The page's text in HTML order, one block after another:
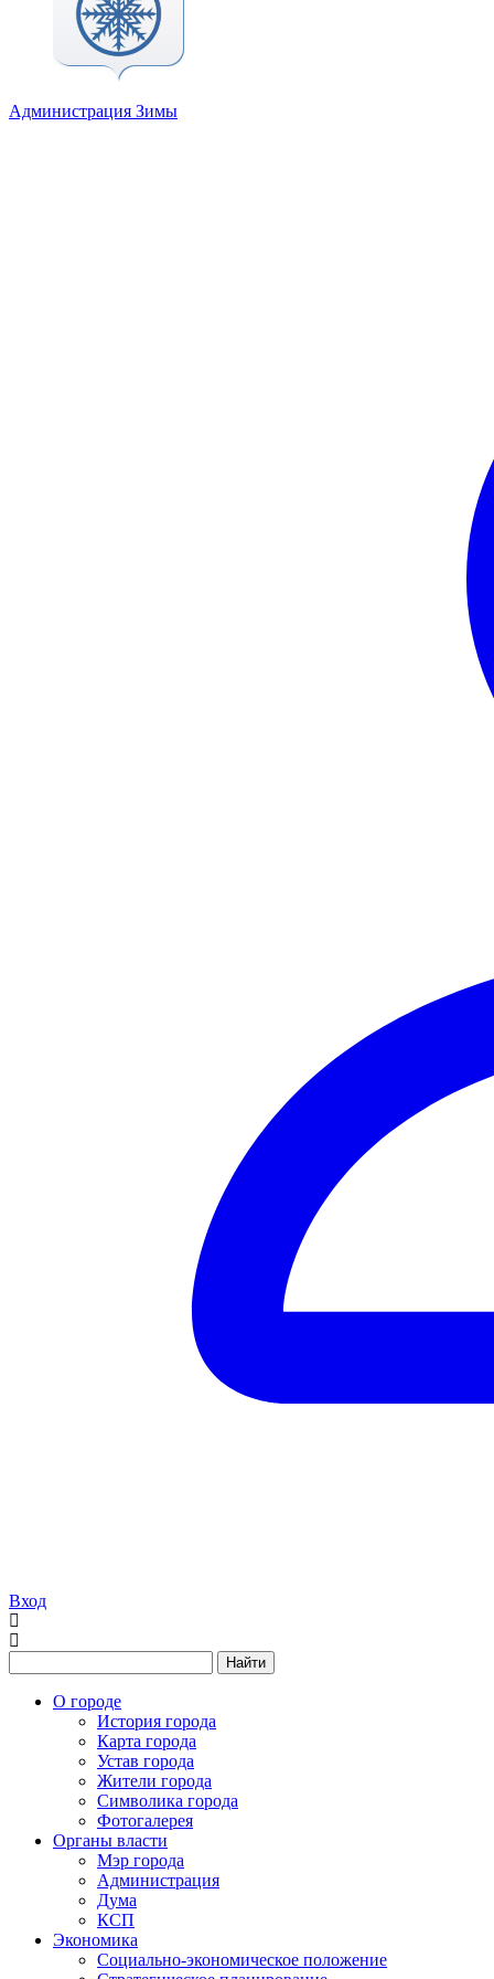
Администрация Зимы
Вход
Найти
О городе
История города
Карта города
Устав города
Жители города
Символика города
Фотогалерея
Органы власти
Мэр города
Администрация
Дума
КСП
Экономика
Социально-экономическое положение